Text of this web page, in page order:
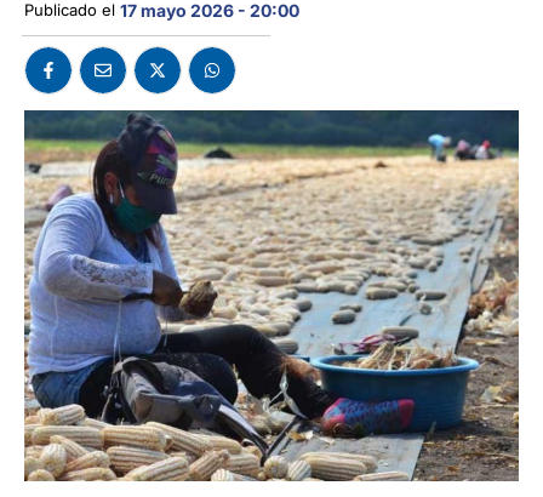
Publicado el 17 mayo 2026 - 20:00